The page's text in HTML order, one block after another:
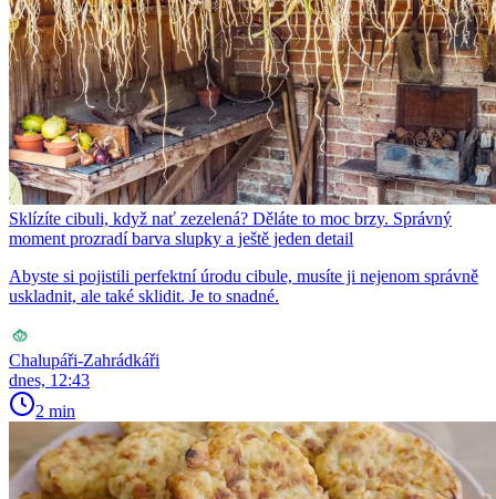
Sklízíte cibuli, když nať zezelená? Děláte to moc brzy. Správný
moment prozradí barva slupky a ještě jeden detail
Abyste si pojistili perfektní úrodu cibule, musíte ji nejenom správně
uskladnit, ale také sklidit. Je to snadné.
Chalupáři-Zahrádkáři
dnes, 12:43
2 min